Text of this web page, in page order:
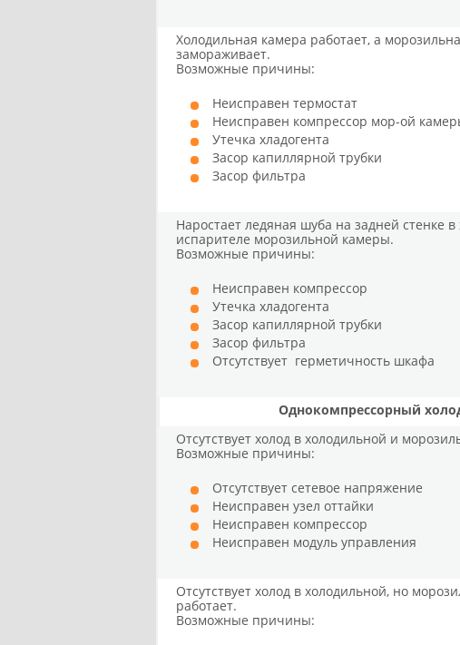
Холодильная камера работает, а
замораживает.
Возможные причины:
Неисправен термостат
Неисправен компрессор мор-ой
Утечка хладогента
Засор капиллярной трубки
Засор фильтра
Наростает ледяная шуба на задней стенке
испарителе морозильной камеры.
Возможные причины:
Неисправен компрессор
Утечка хладогента
Засор капиллярной трубки
Засор фильтра
Отсутствует герметичность шкафа
Однокомпрессорный
Отсутствует холод в холодильной и
Возможные причины:
Отсутствует сетевое напряжение
Неисправен узел оттайки
Неисправен компрессор
Неисправен модуль управления
Отсутствует холод в холодильной, но
работает.
Возможные причины: